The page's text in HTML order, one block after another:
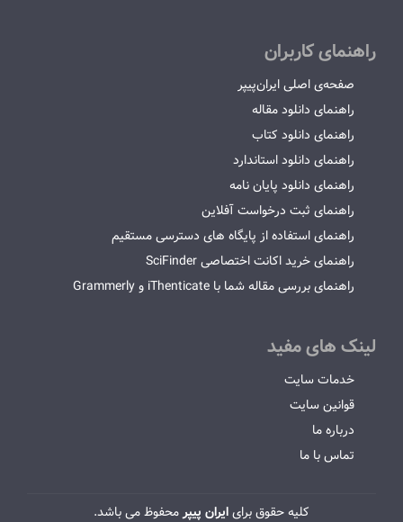
راهنمای کاربران
صفحه‌ی اصلی ایران‌پیپر
راهنمای دانلود مقاله
راهنمای دانلود کتاب
راهنمای دانلود استاندارد
راهنمای دانلود پایان نامه
راهنمای ثبت درخواست آفلاین
راهنمای استفاده از پایگاه های دسترسی مستقیم
راهنمای خرید اکانت اختصاصی SciFinder
راهنمای بررسی مقاله شما با iThenticate و Grammerly
لینک های مفید
خدمات سایت
قوانین سایت
درباره ما
تماس با ما
کلیه حقوق برایایران پیپرمحفوظ می باشد.